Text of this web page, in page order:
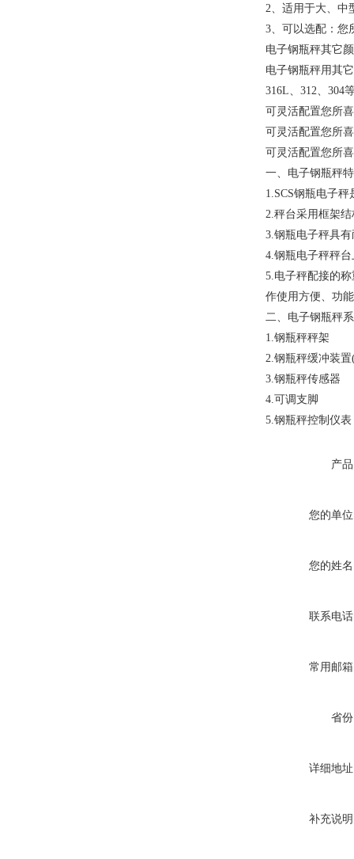
2、适用于大、中
3、可以选配：您
电子钢瓶秤其它
电子钢瓶秤用其
316L、312、304
可灵活配置您所
可灵活配置您所
可灵活配置您所
一、电子钢瓶秤
1.SCS钢瓶电子
2.秤台采用框架
3.钢瓶电子秤具
4.钢瓶电子秤秤
5.电子秤配接的
作使用方便、功
二、电子钢瓶秤
1.钢瓶秤秤架
2.钢瓶秤缓冲装
3.钢瓶秤传感器
4.可调支脚
5.钢瓶秤控制仪表
产
您的单
您的姓
联系电
常用邮
省
详细地
补充说